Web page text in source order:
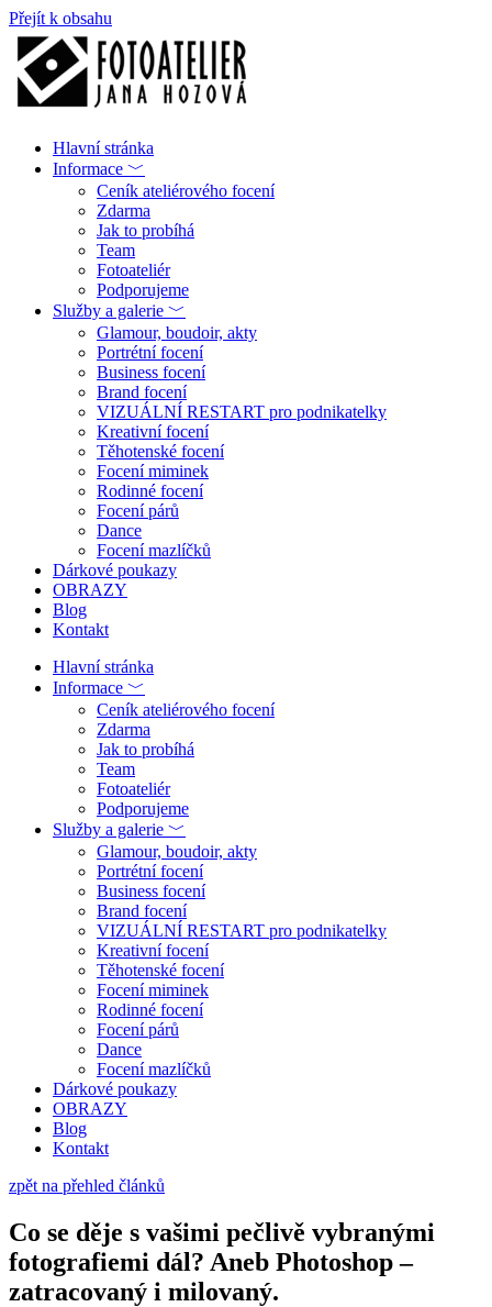
Přejít k obsahu
Hlavní stránka
Informace ﹀
Ceník ateliérového focení
Zdarma
Jak to probíhá
Team
Fotoateliér
Podporujeme
Služby a galerie ﹀
Glamour, boudoir, akty
Portrétní focení
Business focení
Brand focení
VIZUÁLNÍ RESTART pro podnikatelky
Kreativní focení
Těhotenské focení
Focení miminek
Rodinné focení
Focení párů
Dance
Focení mazlíčků
Dárkové poukazy
OBRAZY
Blog
Kontakt
Hlavní stránka
Informace ﹀
Ceník ateliérového focení
Zdarma
Jak to probíhá
Team
Fotoateliér
Podporujeme
Služby a galerie ﹀
Glamour, boudoir, akty
Portrétní focení
Business focení
Brand focení
VIZUÁLNÍ RESTART pro podnikatelky
Kreativní focení
Těhotenské focení
Focení miminek
Rodinné focení
Focení párů
Dance
Focení mazlíčků
Dárkové poukazy
OBRAZY
Blog
Kontakt
zpět na přehled článků
Co se děje s vašimi pečlivě vybranými
fotografiemi dál? Aneb Photoshop –
zatracovaný i milovaný.